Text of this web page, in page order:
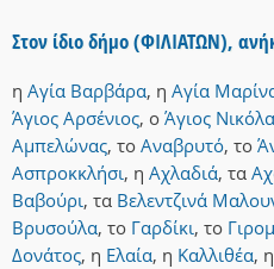
Στον ίδιο δήμο (ΦΙΛΙΑΤΩΝ),
η Αγία Βαρβάρα, η Αγία
Άγιος Αρσένιος, ο Άγιος
Αμπελώνας, το Αναβρυτό, το
Ασπροκκλήσι, η Αχλαδιά, τα
Βαβούρι, τα Βελεντζινά
Βρυσούλα, το Γαρδίκι, το
Δονάτος, η Ελαία, η Καλλιθέα, η